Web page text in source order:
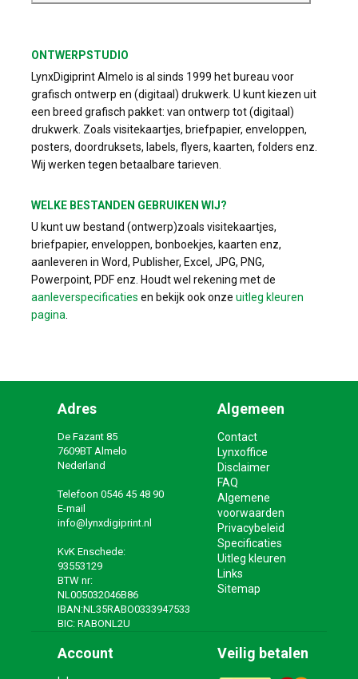
ONTWERPSTUDIO
LynxDigiprint Almelo is al sinds 1999 het bureau voor
grafisch ontwerp en (digitaal) drukwerk. U kunt kiezen uit
een breed grafisch pakket: van ontwerp tot (digitaal)
drukwerk. Zoals visitekaartjes, briefpapier, enveloppen,
posters, doordruksets, labels, flyers, kaarten, folders enz.
Wij werken tegen betaalbare tarieven.
WELKE BESTANDEN GEBRUIKEN WIJ?
U kunt uw bestand (ontwerp)zoals visitekaartjes,
briefpapier, enveloppen, bonboekjes, kaarten enz,
aanleveren in Word, Publisher, Excel, JPG, PNG,
Powerpoint, PDF enz. Houdt wel rekening met de
aanleverspecificaties en bekijk ook onze uitleg kleuren
pagina
Adres
De Fazant 85
7609BT Almelo
Nederland
Telefoon 0546 45 48 90
E-mail
info@lynxdigiprint.nl
KvK Enschede:
93553129
BTW nr:
NL005032046B86
IBAN:NL35RABO0333947533
BIC: RABONL2U
Algemeen
Contact
Lynxoffice
Disclaimer
FAQ
Algemene
voorwaarden
Privacybeleid
Specificaties
Uitleg kleuren
Links
Sitemap
Account Veilig betalen